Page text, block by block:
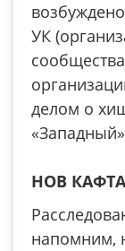
УК
делом о
НОВ
напомним,